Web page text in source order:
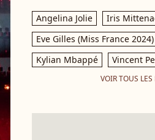
Angelina Jolie Iris
Eve Gilles (Miss France 2024)
Kylian Mbappé
Vincent
VOIR TOUS LES